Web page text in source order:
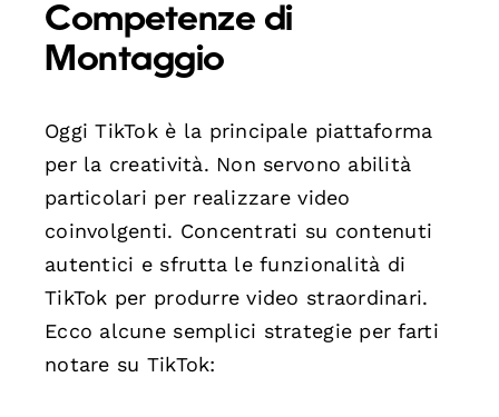
Competenze di
Montaggio
Oggi TikTok è la principale piattaforma
per la creatività. Non servono abilità
particolari per realizzare video
coinvolgenti. Concentrati su contenuti
autentici e sfrutta le funzionalità di
TikTok per produrre video straordinari.
Ecco alcune semplici strategie per farti
notare su TikTok: